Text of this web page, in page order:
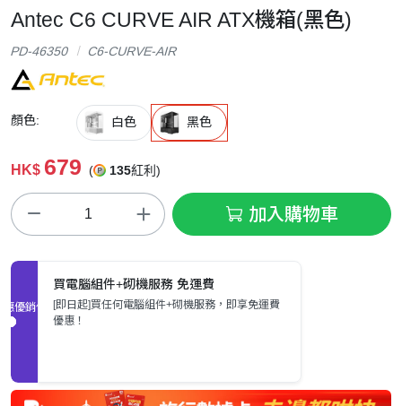
Antec C6 CURVE AIR ATX機箱(黑色)
PD-46350 C6-CURVE-AIR
顏色: 白色 黑色
HK$ 679 ( 135紅利)
加入購物車
促銷優惠
買電腦組件+砌機服務 免運費
[即日起]買任何電腦組件+砌機服務，即享免運費
優惠！